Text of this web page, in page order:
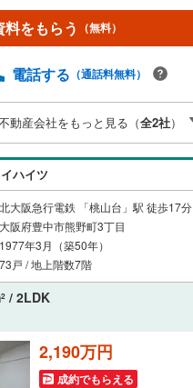
料をもらう （無料）
電話する （通話料無料）
動産会社をもっと見る（全2社）
ハイツ
北大阪急行電鉄 「桃山台」駅 徒歩17分
大阪府豊中市熊野町3丁目
1977年3月（築50年）
73戸 / 地上階数7階
2 / 2LDK
2,190万円
成約でもらえる